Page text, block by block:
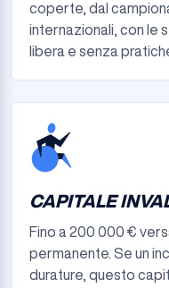
coperte, dal
internazionali, con le
libera e senza
CAPITALE
Fino a 200 000 €
permanente. Se un
durature, questo